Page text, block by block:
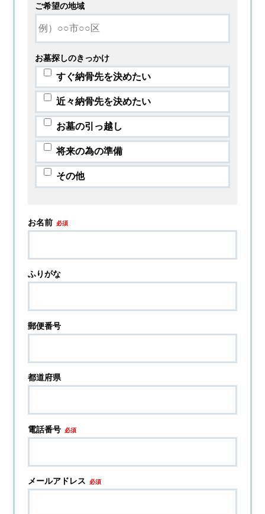
ご希望の地域
お墓探しのきっかけ
すぐ納骨先を決めたい
近々納骨先を決めたい
お墓の引っ越し
将来の為の準備
その他
お名前 必須
ふりがな
郵便番号
都道府県
電話番号 必須
メールアドレス 必須